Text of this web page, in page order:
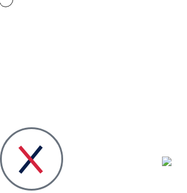
Quem
somos
Liderança